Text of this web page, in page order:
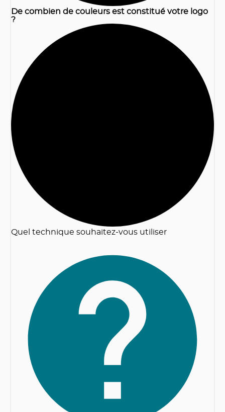
De combien de couleurs est constitué votre logo
?
Quel technique souhaitez-vous utiliser